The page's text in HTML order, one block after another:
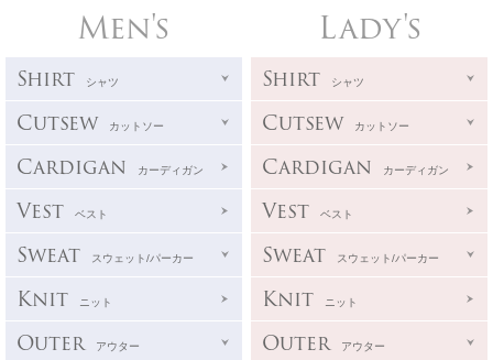
Men's
Shirt シャツ
Cutsew カットソー
Cardigan カーディガン
Vest ベスト
Sweat スウェット/パーカー
Knit ニット
Outer アウター
Lady's
Shirt シャツ
Cutsew カットソー
Cardigan カーディガン
Vest ベスト
Sweat スウェット/パーカー
Knit ニット
Outer アウター